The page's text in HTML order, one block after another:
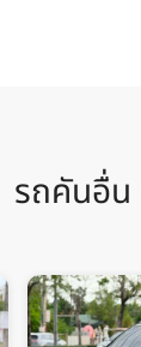
รถคันอื่น